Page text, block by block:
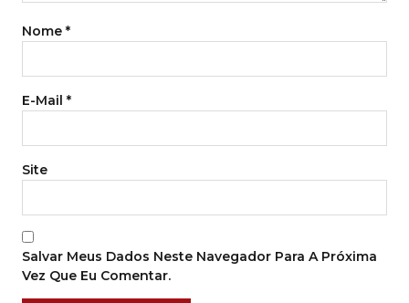
Nome *
E-Mail *
Site
Salvar Meus Dados Neste Navegador Para A Próxima
Vez Que Eu Comentar.